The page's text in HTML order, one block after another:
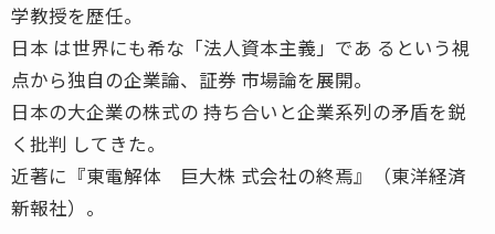
学教授を歴任。
日本 は世界にも希な「法人資本主義」であ るという視
点から独自の企業論、証券 市場論を展開。
日本の大企業の株式の 持ち合いと企業系列の矛盾を鋭
く批判 してきた。
近著に『東電解体 巨大株 式会社の終焉』（東洋経済
新報社）。